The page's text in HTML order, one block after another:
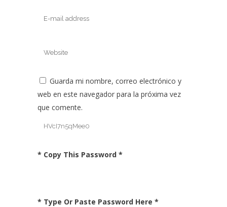
Guarda mi nombre, correo electrónico y
web en este navegador para la próxima vez
que comente.
* Copy This Password *
* Type Or Paste Password Here *